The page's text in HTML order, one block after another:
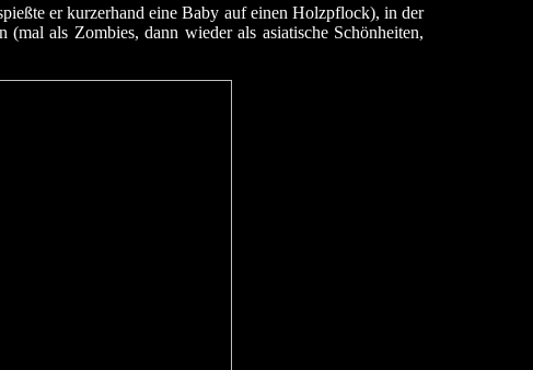
er kurzerhand eine Baby auf einen Holzpflock), in der
als Zombies, dann wieder als asiatische Schönheiten,